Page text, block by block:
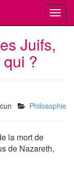
Juifs,
?
Philosophie
la mort de
de Nazareth,